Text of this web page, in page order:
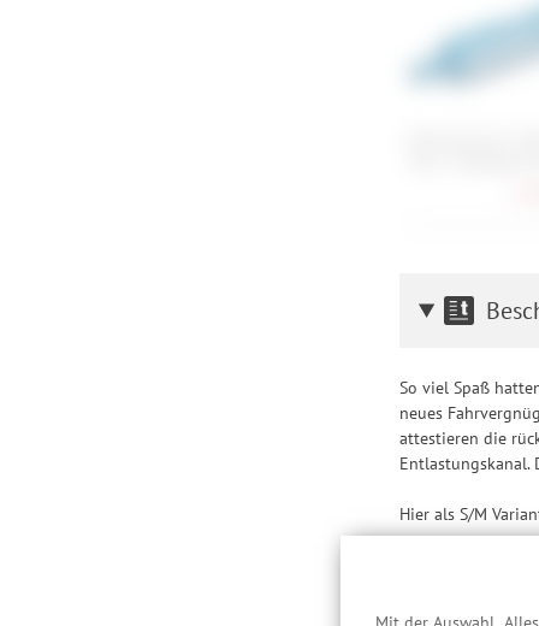
So viel Spaß
neues
attestieren die
Entlastungskanal.
Hier als S/M